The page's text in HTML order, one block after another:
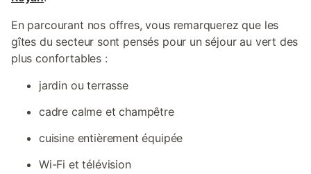
En parcourant nos offres, vous remarquerez que les
gîtes du secteur sont pensés pour un séjour au vert des
plus confortables :
jardin ou terrasse
cadre calme et champêtre
cuisine entièrement équipée
Wi-Fi et télévision